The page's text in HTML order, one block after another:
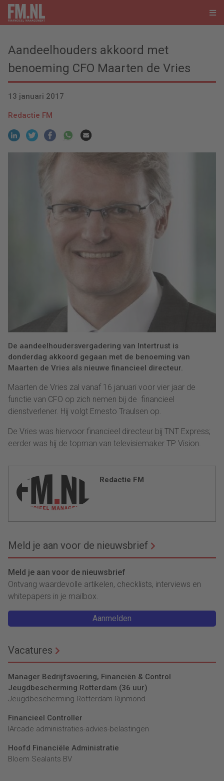
Aandeelhouders akkoord met
benoeming CFO Maarten de Vries
13 januari 2017
Redactie FM
De aandeelhoudersvergadering van Intertrust is
donderdag akkoord gegaan met de benoeming van
Maarten de Vries als nieuwe financieel directeur.
Maarten de Vries zal vanaf 16 januari voor vier jaar de
functie van CFO op zich nemen bij de financieel
dienstverlener. Hij volgt Ernesto Traulsen op.
De Vries was hiervoor financieel directeur bij TNT Express;
eerder was hij de topman van televisiemaker TP Vision.
Redactie FM
Meld je aan voor de nieuwsbrief
Meld je aan voor de nieuwsbrief
Ontvang waardevolle artikelen, checklists, interviews en
whitepapers in je mailbox.
Aanmelden
Vacatures
Manager Bedrijfsvoering, Financiën & Control
Jeugdbescherming Rotterdam (36 uur)
Jeugdbescherming Rotterdam Rijnmond
Financieel Controller
lArcade administraties-advies-belastingen
Hoofd Financiële Administratie
Bloem Sealants BV